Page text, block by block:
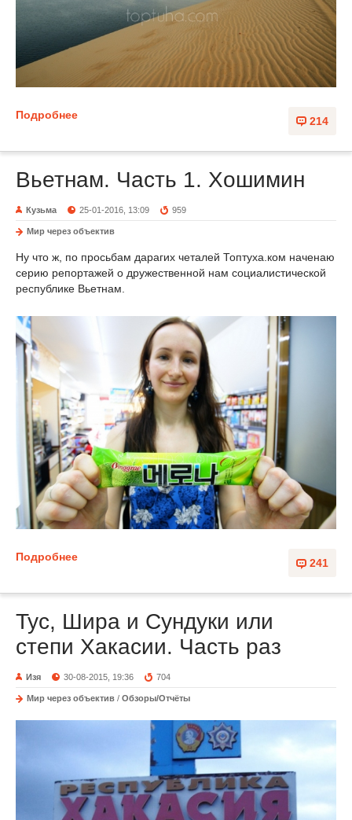
214
Подробнее
Вьетнам. Часть 1. Хошимин
Кузьма 25-01-2016, 13:09 959
Мир через объектив
Ну что ж, по просьбам дарагих четалей Топтуха.ком наченаю
серию репортажей о дружественной нам социалистической
республике Вьетнам.
241
Подробнее
Тус, Шира и Сундуки или
степи Хакасии. Часть раз
Изя 30-08-2015, 19:36 704
Мир через объектив / Обзоры/Отчёты